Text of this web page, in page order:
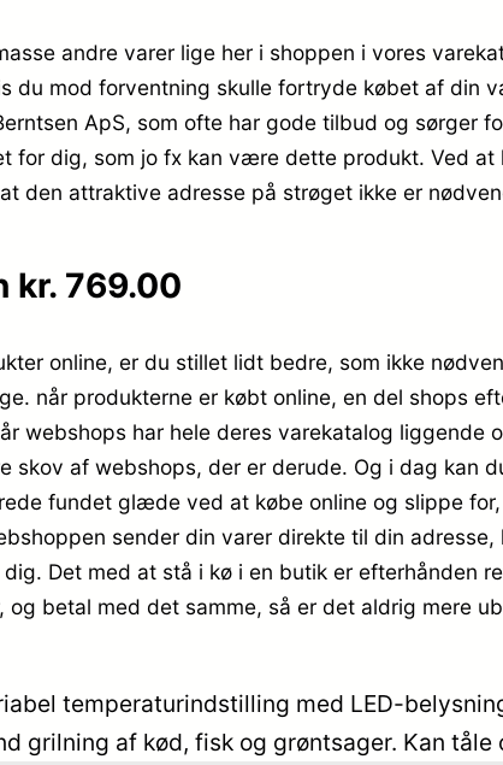
andre varer lige her i shoppen i vores
du mod forventning skulle fortryde købet af din
ApS, som ofte har gode tilbud og sørger
for dig, som jo fx kan være dette produkt. Ved
den attraktive adresse på strøget ikke er
kr. 769.00
online, er du stillet lidt bedre, som ikke
når produkterne er købt online, en del shops
webshops har hele deres varekatalog liggende
skov af webshops, der er derude. Og i dag kan
fundet glæde ved at købe online og slippe
sender din varer direkte til din
Det med at stå i kø i en butik er efterhånden
og betal med det samme, så er det aldrig mere
temperaturindstilling med LED-
grilning af kød, fisk og grøntsager. Kan tåle